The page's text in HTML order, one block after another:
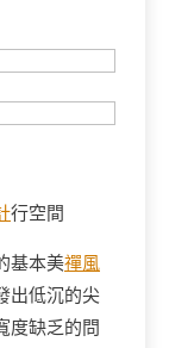
行空間
基本美禪風
出低沉的尖
度缺乏的問